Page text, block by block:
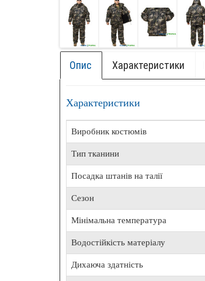
Опис Характеристики
Характеристики
Виробник костюмів
Тип тканини
Посадка штанів на талії
Сезон
Мінімальна температура
Водостійкість матеріалу
Дихаюча здатність